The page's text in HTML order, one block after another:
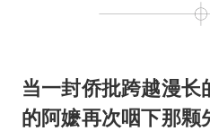
当一封侨批跨越漫
的阿嬷再次咽下那